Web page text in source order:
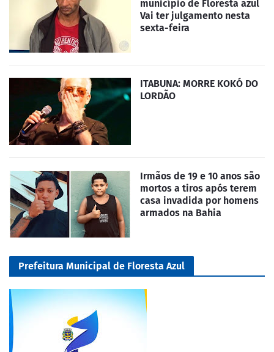
município de Floresta azul
Vai ter julgamento nesta
sexta-feira
ITABUNA: MORRE KOKÓ DO
LORDÃO
Irmãos de 19 e 10 anos são
mortos a tiros após terem
casa invadida por homens
armados na Bahia
Prefeitura Municipal de Floresta Azul